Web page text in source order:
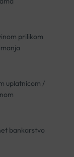
prilikom
uplatnicom /
bankarstvo